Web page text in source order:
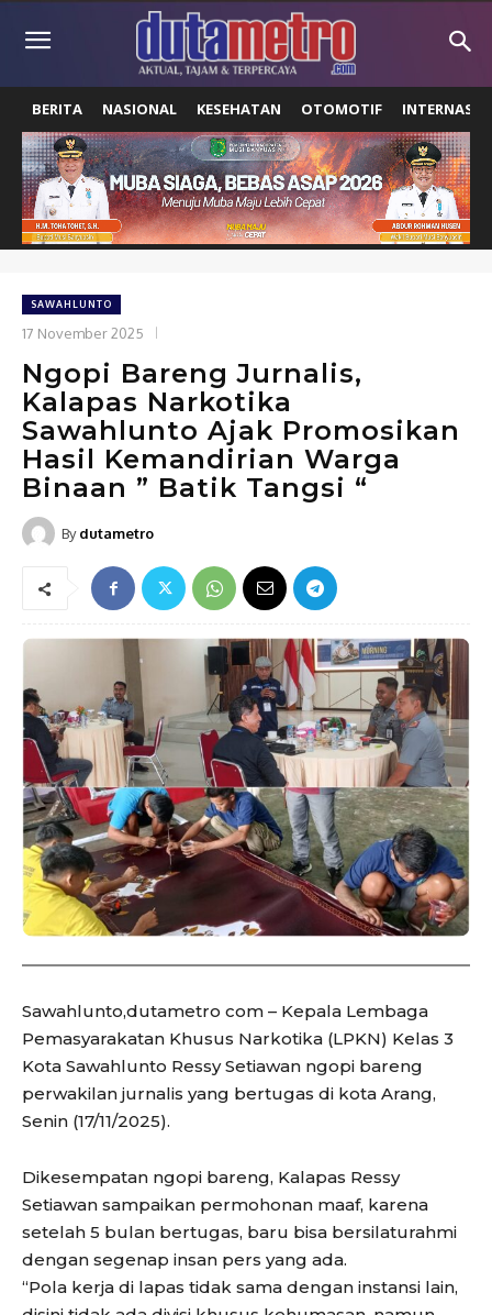
BERITA NASIONAL KESEHATAN OTOMOTIF
SAWAHLUNTO
17 November 2025
Ngopi Bareng Jurnalis,
Kalapas Narkotika
Sawahlunto Ajak Promosikan
Hasil Kemandirian Warga
Binaan ” Batik Tangsi “
By dutametro
Sawahlunto,dutametro com – Kepala Lembaga
Pemasyarakatan Khusus Narkotika (LPKN) Kelas 3
Kota Sawahlunto Ressy Setiawan ngopi bareng
perwakilan jurnalis yang bertugas di kota Arang,
Senin (17/11/2025).
Dikesempatan ngopi bareng, Kalapas Ressy
Setiawan sampaikan permohonan maaf, karena
setelah 5 bulan bertugas, baru bisa bersilaturahmi
dengan segenap insan pers yang ada.
“Pola kerja di lapas tidak sama dengan instansi lain,